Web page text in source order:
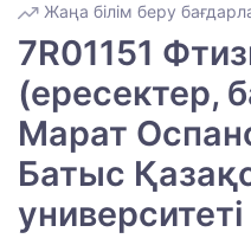
Жаңа білім беру
7R01151
(ересектер,
Марат
Батыс
университеті